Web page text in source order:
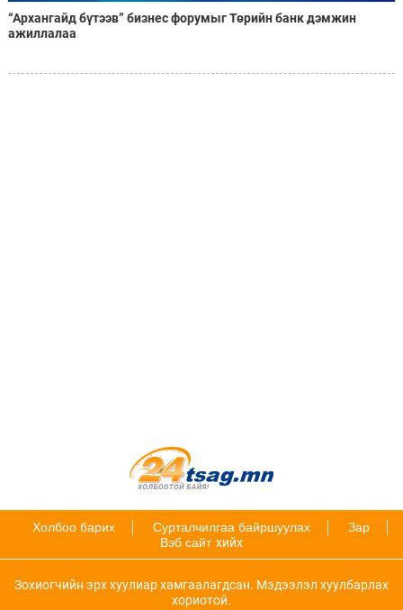
“Архангайд бүтээв” бизнес форумыг Төрийн банк дэмжин
ажиллалаа
Холбоо барих Сурталчилгаа байршуулах
Зар
Вэб сайт хийх
Зохиогчийн эрх хуулиар хамгаалагдсан. Мэдээлэл хуулбарлах
хориотой.